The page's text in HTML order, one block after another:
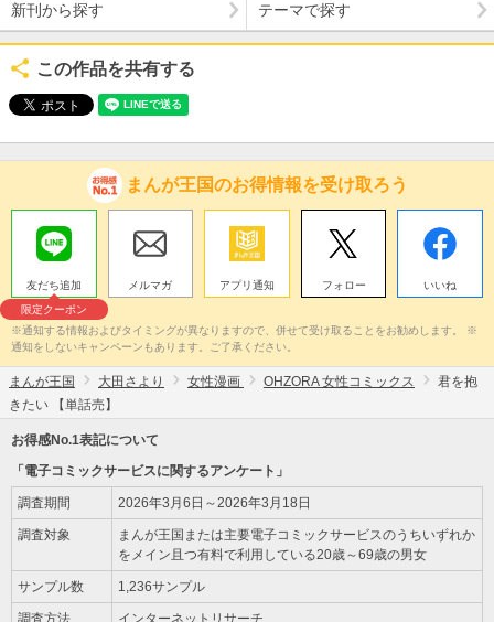
新刊から探す テーマで探す
この作品を共有する
まんが王国のお得情報を受け取ろう
友だち追加
限定クーポン
メルマガ アプリ通知 フォロー いいね
※通知する情報およびタイミングが異なりますので、併せて受け取ることをお勧めします。 ※
通知をしないキャンペーンもあります。ご了承ください。
まんが王国 大田さより 女性漫画 OHZORA 女性コミックス
君を抱
きたい 【単話売】
お得感No.1表記について
「電子コミックサービスに関するアンケート」
調査期間 2026年3月6日～2026年3月18日
調査対象
まんが王国または主要電子コミックサービスのうちいずれか
をメイン且つ有料で利用している20歳～69歳の男女
サンプル数 1,236サンプル
調査方法 インターネットリサーチ